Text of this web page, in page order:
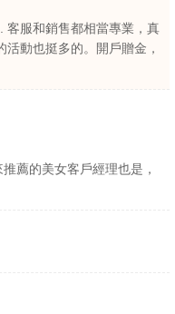
客服和銷售都相當專業，真
動也挺多的。開戶贈金，
薦的美女客戶經理也是，